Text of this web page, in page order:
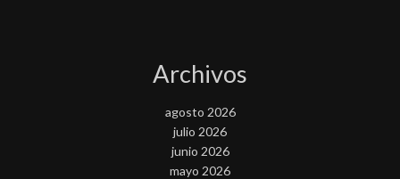
Archivos
agosto 2026
julio 2026
junio 2026
mayo 2026